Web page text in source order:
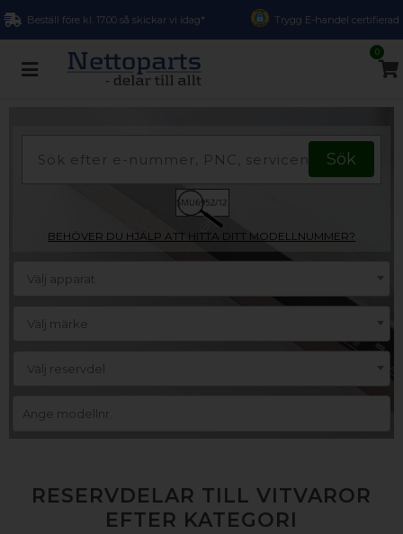
Beställ före kl. 17.00 så skickar vi idag* Trygg E-handel certifierad
0
BEHÖVER DU HJÄLP ATT HITTA DITT MODELLNUMMER?
Välj apparat
Välj märke
Välj reservdel
RESERVDELAR TILL VITVAROR
EFTER KATEGORI